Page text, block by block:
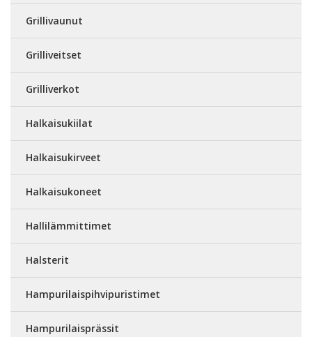
Grillivaunut
Grilliveitset
Grilliverkot
Halkaisukiilat
Halkaisukirveet
Halkaisukoneet
Hallilämmittimet
Halsterit
Hampurilaispihvipuristimet
Hampurilaisprässit